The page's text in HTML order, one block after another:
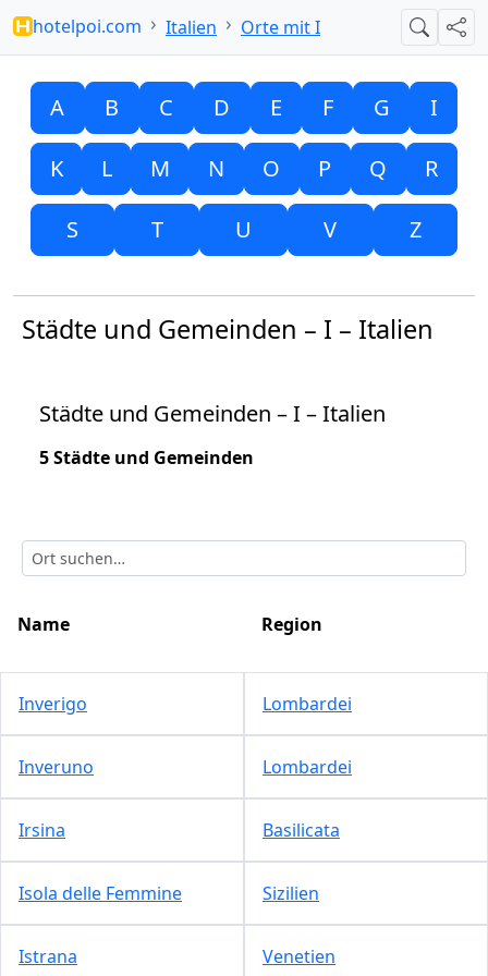
hotelpoi.com Italien Orte mit I Suche
A B C D E F G I
K L M N O P Q R
S T U V Z
Städte und Gemeinden – I – Italien
Städte und Gemeinden – I – Italien
5 Städte und Gemeinden
Name Region
Inverigo Lombardei
Inveruno Lombardei
Irsina Basilicata
Isola delle Femmine Sizilien
Istrana Venetien